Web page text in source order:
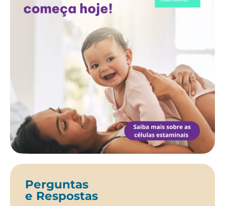
Perguntas
e Respostas